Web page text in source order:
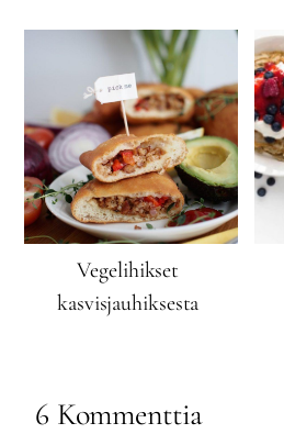
Vegelihikset
kasvisjauhiksesta
6 Kommenttia